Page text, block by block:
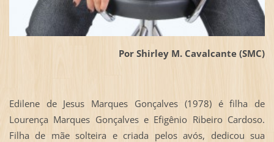
Por Shirley M. Cavalcante (SMC)
Edilene de Jesus Marques Gonçalves (1978) é filha de
Lourença Marques Gonçalves e Efigênio Ribeiro Cardoso.
Filha de mãe solteira e criada pelos avós, dedicou sua